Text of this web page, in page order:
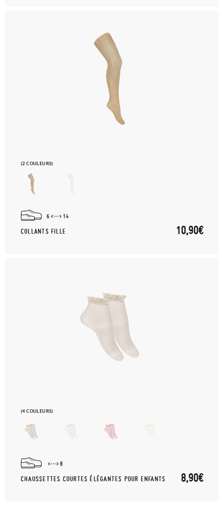
(2 COULEURS)
6 14
COLLANTS FILLE 10,90€
(4 COULEURS)
8
CHAUSSETTES COURTES ÉLÉGANTES POUR ENFANTS 8,90€